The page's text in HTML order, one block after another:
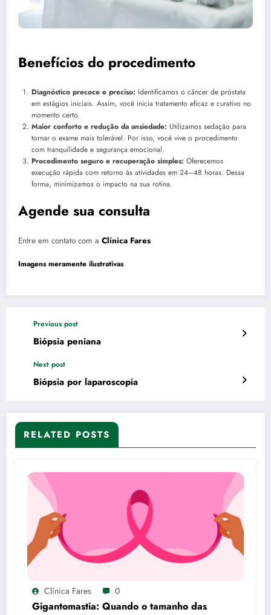
Benefícios do procedimento
Diagnóstico precoce e preciso: Identificamos o câncer de próstata
em estágios iniciais. Assim, você inicia tratamento eficaz e curativo no
momento certo.
Maior conforto e redução da ansiedade: Utilizamos sedação para
tornar o exame mais tolerável. Por isso, você vive o procedimento
com tranquilidade e segurança emocional.
Procedimento seguro e recuperação simples: Oferecemos
execução rápida com retorno às atividades em 24–48 horas. Dessa
forma, minimizamos o impacto na sua rotina.
Agende sua consulta
Entre em contato com a Clínica Fares
Imagens meramente ilustrativas
Previous post
Biópsia peniana
Next post
Biópsia por laparoscopia
RELATED POSTS
Clínica Fares 0
Gigantomastia: Quando o tamanho das